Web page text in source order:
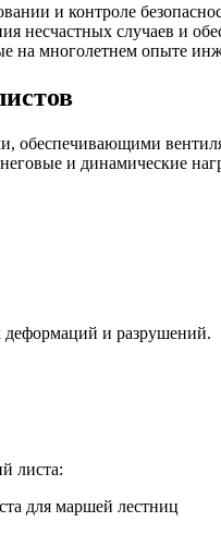
и контроле
несчастных случаев и
на многолетнем опыте
обеспечивающими
и динамические
деформаций и разрушений.
листа: